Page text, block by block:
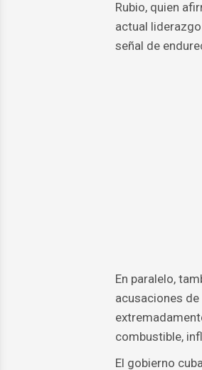
Rubio, quien
actual
señal de
En paralelo,
acusaciones
combustible,
El gobierno